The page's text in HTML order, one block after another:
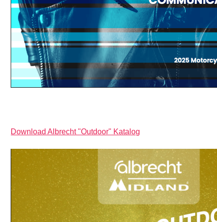
Download Albrecht "Outdoor" Katalog